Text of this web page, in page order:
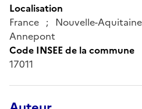
Localisation
France ; Nouvelle-
Annepont
Code INSEE de la commune
17011